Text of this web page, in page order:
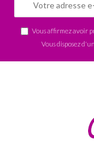
Vous affirmez avoir
Vous disposez